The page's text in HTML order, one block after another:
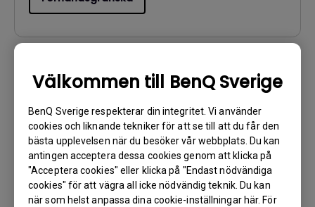
Välkommen till BenQ Sverige
BenQ Sverige respekterar din integritet. Vi använder
cookies och liknande tekniker för att se till att du får den
bästa upplevelsen när du besöker vår webbplats. Du kan
antingen acceptera dessa cookies genom att klicka på
"Acceptera cookies" eller klicka på "Endast nödvändiga
cookies" för att vägra all icke nödvändig teknik. Du kan
när som helst anpassa dina cookie-inställningar här. För
Användarhandbok
Safety Warning and Notice
Uppdatera: 2021/01/06
Språk:
Filstorlek:54.87 KB
Version: